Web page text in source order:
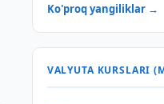
Ko'proq yangiliklar →
VALYUTA KURSLARI